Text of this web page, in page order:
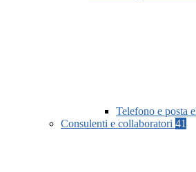
Telefono e posta
Consulenti e collaboratori 41